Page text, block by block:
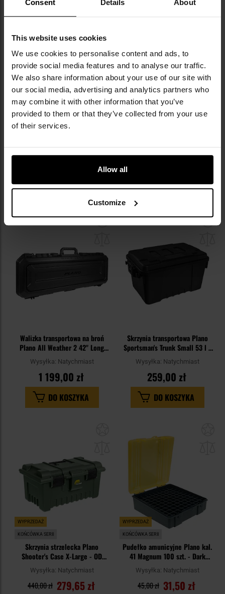
Consent Details About
This website uses cookies
We use cookies to personalise content and ads, to
provide social media features and to analyse our traffic.
We also share information about your use of our site with
our social media, advertising and analytics partners who
may combine it with other information that you’ve
provided to them or that they’ve collected from your use
of their services.
Allow all
Customize
Walizka transportowa na broń
Gun Case - Black
DO KOSZYKA
Black
DO KOSZYKA
Dodaj
do
Walizka transportowa na broń
Plano All Weather 2 42" Long
Gun Case - Black
Wysyłka: Natychmiast
1 199,00 zł
DO KOSZYKA
do
Skrzynia transportowa Plano
Sportsman's Trunk Small 53 l -
Black
Wysyłka: Natychmiast
259,00 zł
DO KOSZYKA
WYPRZEDAŻ
KOŃCÓWKA SERII
Skrzynia strzelecka Plano
Shooter's Case X-Large - OD
Green
Wysyłka: Natychmiast
279,65 zł
440,00 zł
WYPRZEDAŻ
KOŃCÓWKA SERII
Pudełko amunicyjne Plano kal.
41 Magnum 100 szt. - Dark
Grey/Transparent Amber
Wysyłka: Natychmiast
31,50 zł
45,00 zł